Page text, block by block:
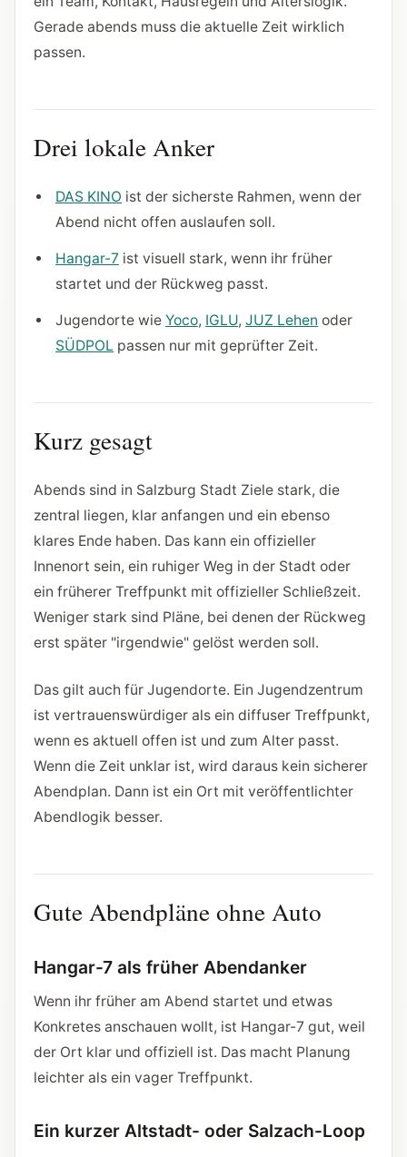
Gerade abends muss die aktuelle Zeit wirklich
passen.
Drei lokale Anker
DAS KINO ist der sicherste Rahmen, wenn der
Abend nicht offen auslaufen soll.
Hangar-7 ist visuell stark, wenn ihr früher
startet und der Rückweg passt.
Jugendorte wie Yoco, IGLU, JUZ Lehen oder
SÜDPOL passen nur mit geprüfter Zeit.
Kurz gesagt
Abends sind in Salzburg Stadt Ziele stark, die
zentral liegen, klar anfangen und ein ebenso
klares Ende haben. Das kann ein offizieller
Innenort sein, ein ruhiger Weg in der Stadt oder
ein früherer Treffpunkt mit offizieller Schließzeit.
Weniger stark sind Pläne, bei denen der Rückweg
erst später "irgendwie" gelöst werden soll.
Das gilt auch für Jugendorte. Ein Jugendzentrum
ist vertrauenswürdiger als ein diffuser Treffpunkt,
wenn es aktuell offen ist und zum Alter passt.
Wenn die Zeit unklar ist, wird daraus kein sicherer
Abendplan. Dann ist ein Ort mit veröffentlichter
Abendlogik besser.
Gute Abendpläne ohne Auto
Hangar-7 als früher Abendanker
Wenn ihr früher am Abend startet und etwas
Konkretes anschauen wollt, ist Hangar-7 gut, weil
der Ort klar und offiziell ist. Das macht Planung
leichter als ein vager Treffpunkt.
Ein kurzer Altstadt- oder Salzach-Loop